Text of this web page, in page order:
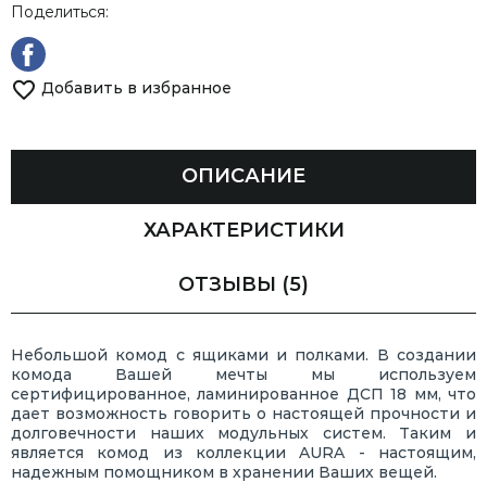
Поделиться:
Добавить в избранное
ОПИСАНИЕ
ХАРАКТЕРИСТИКИ
ОТЗЫВЫ (5)
Небольшой комод с ящиками и полками. В создании
комода Вашей мечты мы используем
сертифицированное, ламинированное ДСП 18 мм, что
дает возможность говорить о настоящей прочности и
долговечности наших модульных систем. Таким и
является комод из коллекции AURA - настоящим,
надежным помощником в хранении Ваших вещей.